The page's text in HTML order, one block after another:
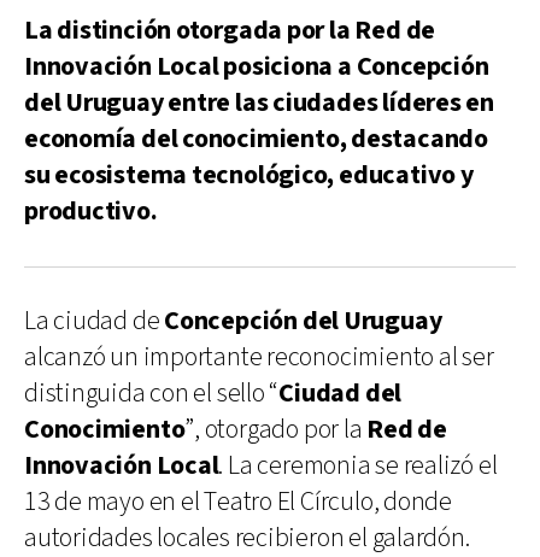
La distinción otorgada por la Red de
Innovación Local posiciona a Concepción
del Uruguay entre las ciudades líderes en
economía del conocimiento, destacando
su ecosistema tecnológico, educativo y
productivo.
La ciudad deConcepción del Uruguay
alcanzó un importante reconocimiento al ser
distinguida con el sello “Ciudad del
Conocimiento”, otorgado por la Red de
Innovación Local. La ceremonia se realizó el
13 de mayo en el Teatro El Círculo, donde
autoridades locales recibieron el galardón.